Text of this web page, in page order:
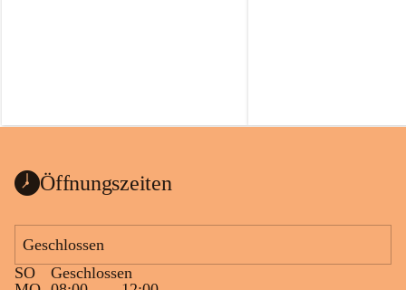
Wanduhr (!) benutzt und
Öffnungszeiten
Geschlossen
SO
Geschlossen